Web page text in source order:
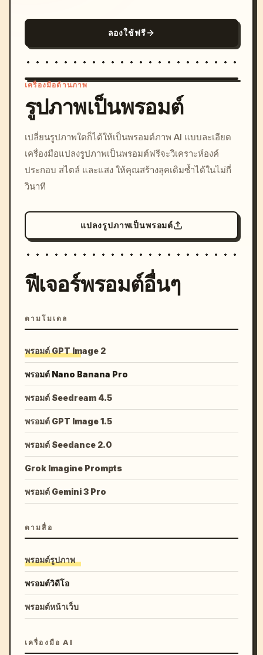
ลองใช้ฟรี
c, cyberpunk sunset, neon
colors, 8k --v 6.0
เครื่องมือด้านภาพ
รูปภาพเป็นพรอมต์
เปลี่ยนรูปภาพใดก็ได้ให้เป็นพรอมต์ภาพ AI แบบละเอียด
เครื่องมือแปลงรูปภาพเป็นพรอมต์ฟรีจะวิเคราะห์องค์
ประกอบ สไตล์ และแสง ให้คุณสร้างลุคเดิมซ้ำได้ในไม่กี่
วินาที
แปลงรูปภาพเป็นพรอมต์
ฟีเจอร์พรอมต์อื่นๆ
ตามโมเดล
พรอมต์ GPT Image 2
พรอมต์ Nano Banana Pro
พรอมต์ Seedream 4.5
พรอมต์ GPT Image 1.5
พรอมต์ Seedance 2.0
Grok Imagine Prompts
พรอมต์ Gemini 3 Pro
ตามสื่อ
พรอมต์รูปภาพ
พรอมต์วิดีโอ
พรอมต์หน้าเว็บ
เครื่องมือ AI